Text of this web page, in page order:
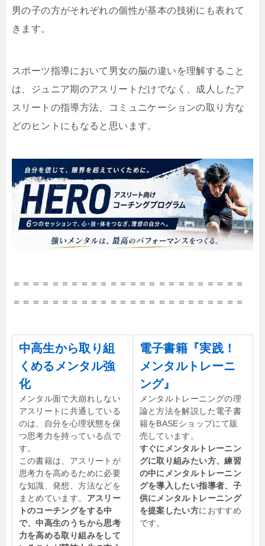
男の子の方がそれぞれの個性が基本の技術にも表れて
きます。
スポーツ指導において男女の脳の違いを理解すること
は、ジュニア期のアスリートだけでなく、成人したア
スリートの指導方法、コミュニケーションの取り方な
どのヒントにもなると思います。
＝＝＝＝＝＝＝＝＝＝＝＝＝＝＝＝＝＝＝＝＝＝＝＝
＝＝＝＝＝＝＝＝＝＝＝＝＝＝＝＝＝＝＝＝＝＝＝＝
中高生から取り組
くめるメンタル強
化
メンタル面で大崩れしない
アスリートに共通している
のは、自分を心理状態を保
つ思考力を持っている点で
す。
この書籍は、アスリートが
思考力を高めるために必要
な知識、発想、方法などを
まとめています。 アスリー
トのコーチングをする中
で、中高生のうちから思考
力を高める取り組みをして
電子書籍『実践！
メンタルトレーニ
ング』
メンタルトレーニングの理
論と方法を解説した電子書
籍をBASEショップにて販
売しています。
すぐにメンタルトレーニン
グに取り組みたい方、練習
の中にメンタルトレーニン
グを導入したい指導者、子
供にメンタルトレーニング
を提案したい方におすすめ
です。